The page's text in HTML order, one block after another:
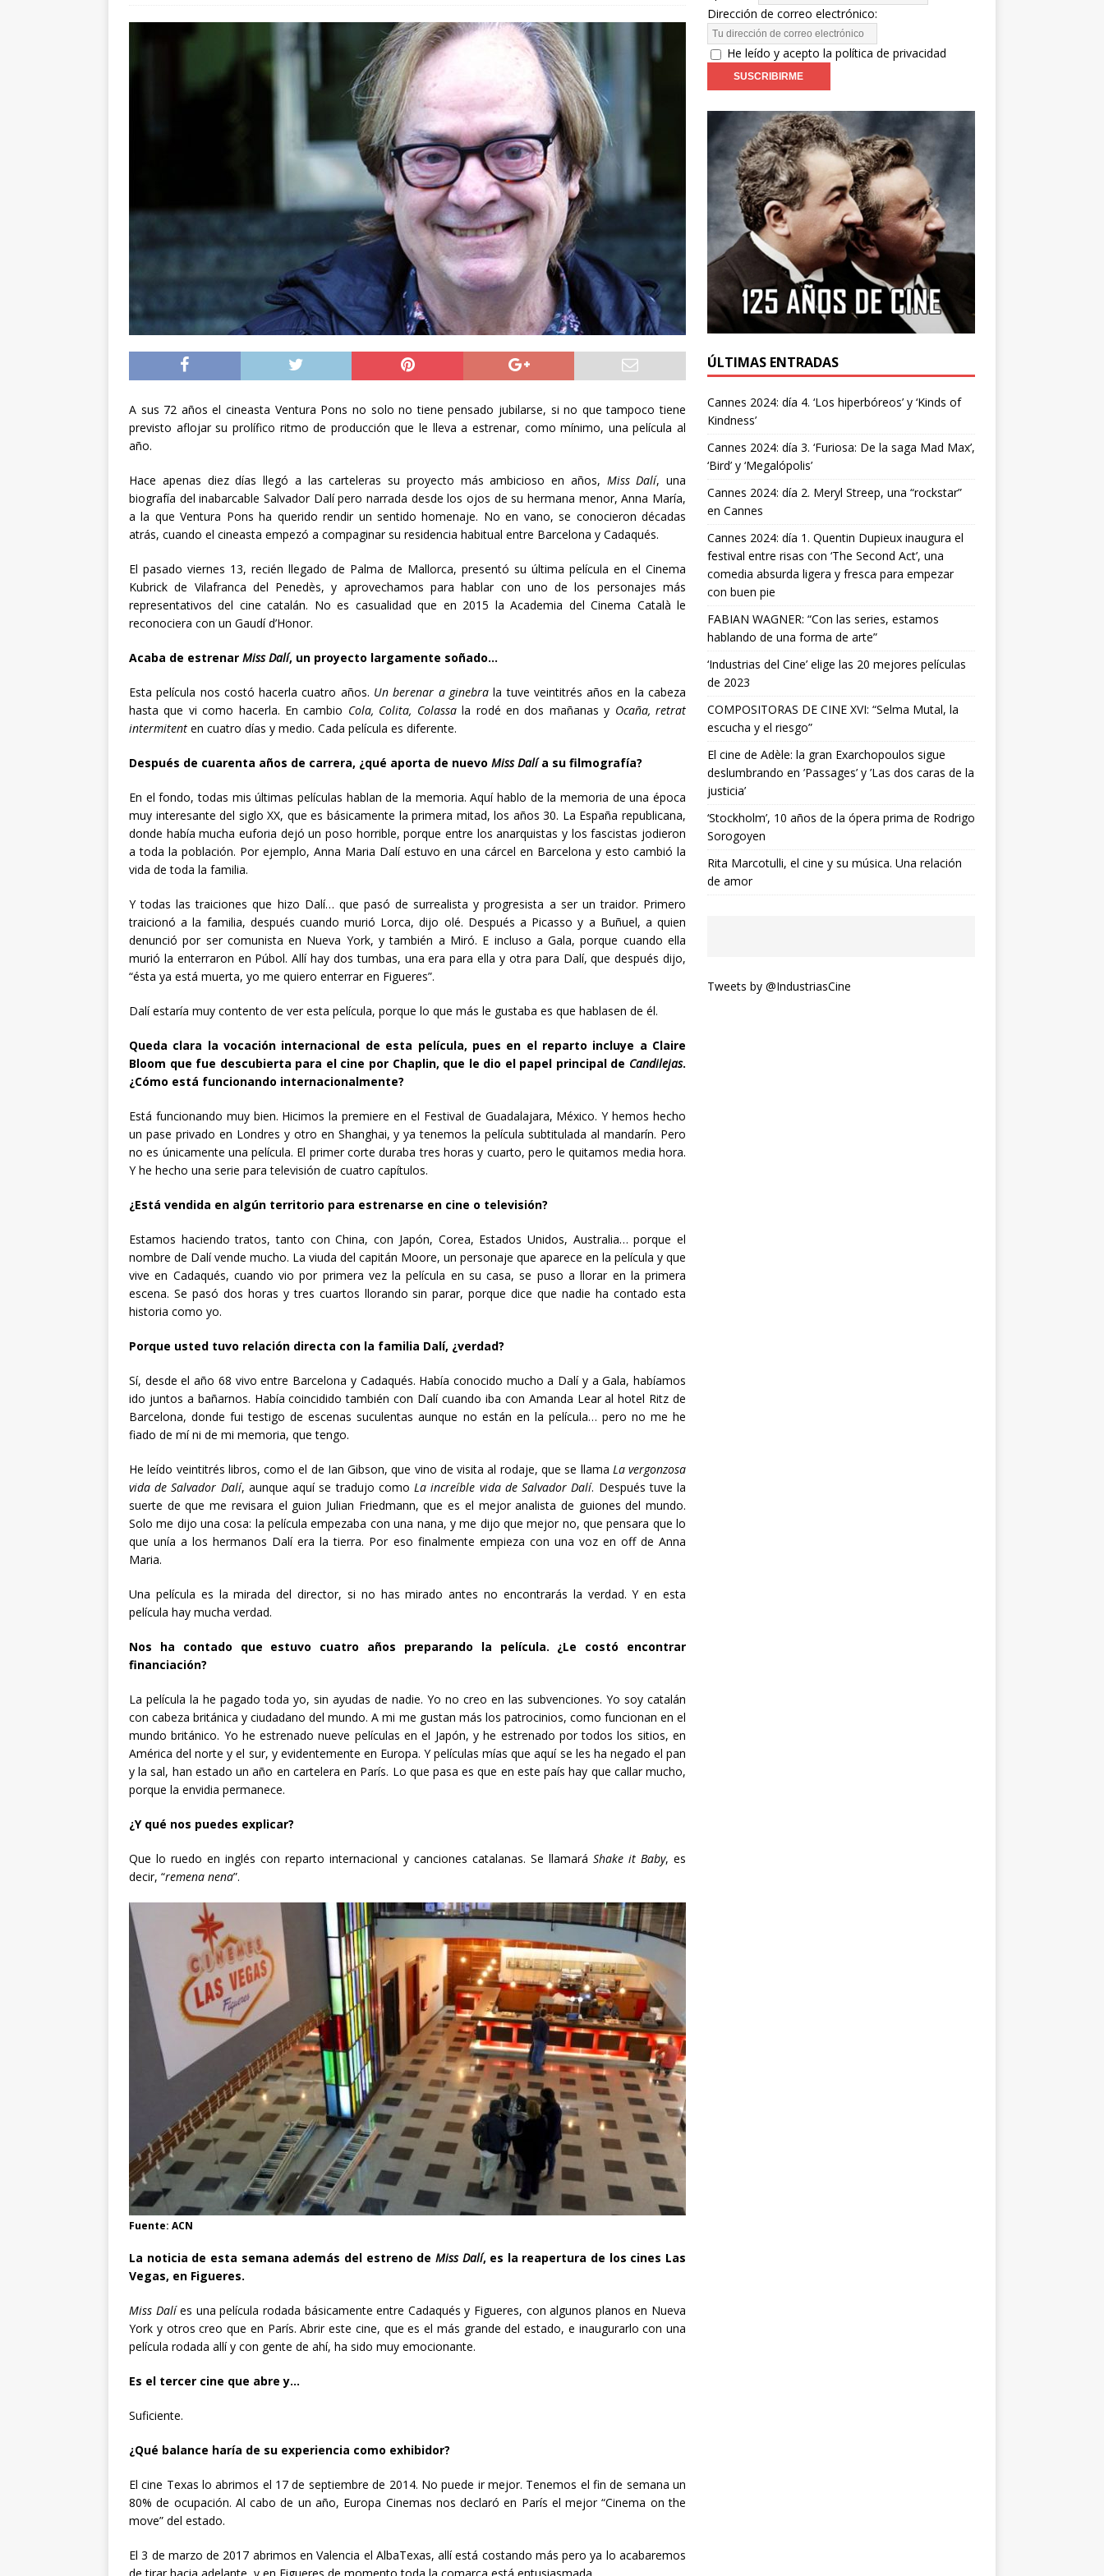
Cannes 2024: día 4. ‘Los hiperbóreos’ y ‘Kinds of Kindness’
A sus 72 años el cineasta Ventura Pons no solo no tiene pensado jubilarse, si no que tampoco tiene
previsto aflojar su prolífico ritmo de producción que le lleva a estrenar, como mínimo, una película al
año.
Hace apenas diez días llegó a las carteleras su proyecto más ambicioso en años, Miss Dalí, una
biografía del inabarcable Salvador Dalí pero narrada desde los ojos de su hermana menor, Anna María,
a la que Ventura Pons ha querido rendir un sentido homenaje. No en vano, se conocieron décadas
atrás, cuando el cineasta empezó a compaginar su residencia habitual entre Barcelona y Cadaqués.
El pasado viernes 13, recién llegado de Palma de Mallorca, presentó su última película en el Cinema
Kubrick de Vilafranca del Penedès, y aprovechamos para hablar con uno de los personajes más
representativos del cine catalán. No es casualidad que en 2015 la Academia del Cinema Català le
reconociera con un Gaudí d’Honor.
Acaba de estrenar Miss Dalí, un proyecto largamente soñado…
Esta película nos costó hacerla cuatro años. Un berenar a ginebrala tuve veintitrés años en la cabeza
hasta que vi como hacerla. En cambio Cola, Colita, Colassala rodé en dos mañanas y Ocaña, retrat
intermitent en cuatro días y medio. Cada película es diferente.
Después de cuarenta años de carrera, ¿qué aporta de nuevo Miss Dalía su filmografía?
En el fondo, todas mis últimas películas hablan de la memoria. Aquí hablo de la memoria de una época
muy interesante del siglo XX, que es básicamente la primera mitad, los años 30. La España republicana,
donde había mucha euforia dejó un poso horrible, porque entre los anarquistas y los fascistas jodieron
a toda la población. Por ejemplo, Anna Maria Dalí estuvo en una cárcel en Barcelona y esto cambió la
vida de toda la familia.
Y todas las traiciones que hizo Dalí… que pasó de surrealista y progresista a ser un traidor. Primero
traicionó a la familia, después cuando murió Lorca, dijo olé. Después a Picasso y a Buñuel, a quien
denunció por ser comunista en Nueva York, y también a Miró. E incluso a Gala, porque cuando ella
murió la enterraron en Púbol. Allí hay dos tumbas, una era para ella y otra para Dalí, que después dijo,
“ésta ya está muerta, yo me quiero enterrar en Figueres”.
Dalí estaría muy contento de ver esta película, porque lo que más le gustaba es que hablasen de él.
Queda clara la vocación internacional de esta película, pues en el reparto incluye a Claire
Bloom que fue descubierta para el cine por Chaplin, que le dio el papel principal de Candilejas.
¿Cómo está funcionando internacionalmente?
Está funcionando muy bien. Hicimos la premiere en el Festival de Guadalajara, México. Y hemos hecho
un pase privado en Londres y otro en Shanghai, y ya tenemos la película subtitulada al mandarín. Pero
no es únicamente una película. El primer corte duraba tres horas y cuarto, pero le quitamos media hora.
Y he hecho una serie para televisión de cuatro capítulos.
¿Está vendida en algún territorio para estrenarse en cine o televisión?
Estamos haciendo tratos, tanto con China, con Japón, Corea, Estados Unidos, Australia… porque el
nombre de Dalí vende mucho. La viuda del capitán Moore, un personaje que aparece en la película y que
vive en Cadaqués, cuando vio por primera vez la película en su casa, se puso a llorar en la primera
escena. Se pasó dos horas y tres cuartos llorando sin parar, porque dice que nadie ha contado esta
historia como yo.
Porque usted tuvo relación directa con la familia Dalí, ¿verdad?
Sí, desde el año 68 vivo entre Barcelona y Cadaqués. Había conocido mucho a Dalí y a Gala, habíamos
ido juntos a bañarnos. Había coincidido también con Dalí cuando iba con Amanda Lear al hotel Ritz de
Barcelona, donde fui testigo de escenas suculentas aunque no están en la película… pero no me he
fiado de mí ni de mi memoria, que tengo.
He leído veintitrés libros, como el de Ian Gibson, que vino de visita al rodaje, que se llama La vergonzosa
vida de Salvador Dalí, aunque aquí se tradujo comoLa increíble vida de Salvador Dalí. Después tuve la
suerte de que me revisara el guion Julian Friedmann, que es el mejor analista de guiones del mundo.
Solo me dijo una cosa: la película empezaba con una nana, y me dijo que mejor no, que pensara que lo
que unía a los hermanos Dalí era la tierra. Por eso finalmente empieza con una voz en off de Anna
Maria.
Una película es la mirada del director, si no has mirado antes no encontrarás la verdad. Y en esta
película hay mucha verdad.
Nos ha contado que estuvo cuatro años preparando la película. ¿Le costó encontrar
financiación?
La película la he pagado toda yo, sin ayudas de nadie. Yo no creo en las subvenciones. Yo soy catalán
con cabeza británica y ciudadano del mundo. A mi me gustan más los patrocinios, como funcionan en el
mundo británico. Yo he estrenado nueve películas en el Japón, y he estrenado por todos los sitios, en
América del norte y el sur, y evidentemente en Europa. Y películas mías que aquí se les ha negado el pan
y la sal, han estado un año en cartelera en París. Lo que pasa es que en este país hay que callar mucho,
porque la envidia permanece.
¿Y qué nos puedes explicar?
Que lo ruedo en inglés con reparto internacional y canciones catalanas. Se llamará Shake it Baby, es
decir, “remena nena”.
Fuente: ACN
La noticia de esta semana además del estreno de Miss Dalí, es la reapertura de los cines Las
Vegas, en Figueres.
Miss Dalíes una película rodada básicamente entre Cadaqués y Figueres, con algunos planos en Nueva
York y otros creo que en París. Abrir este cine, que es el más grande del estado, e inaugurarlo con una
película rodada allí y con gente de ahí, ha sido muy emocionante.
Es el tercer cine que abre y…
Suficiente.
¿Qué balance haría de su experiencia como exhibidor?
El cine Texas lo abrimos el 17 de septiembre de 2014. No puede ir mejor. Tenemos el fin de semana un
80% de ocupación. Al cabo de un año, Europa Cinemas nos declaró en París el mejor “Cinema on the
move” del estado.
El 3 de marzo de 2017 abrimos en Valencia el AlbaTexas, allí está costando más pero ya lo acabaremos
Dirección de correo electrónico:
He leído y acepto la política de privacidad
ÚLTIMAS ENTRADAS
Cannes 2024: día 4. ‘Los hiperbóreos’ y ‘Kinds of
Kindness’
Cannes 2024: día 3. ‘Furiosa: De la saga Mad Max’,
‘Bird’ y ‘Megalópolis’
Cannes 2024: día 2. Meryl Streep, una “rockstar”
en Cannes
Cannes 2024: día 1. Quentin Dupieux inaugura el
festival entre risas con ‘The Second Act’, una
comedia absurda ligera y fresca para empezar
con buen pie
FABIAN WAGNER: “Con las series, estamos
hablando de una forma de arte”
‘Industrias del Cine’ elige las 20 mejores películas
de 2023
COMPOSITORAS DE CINE XVI: “Selma Mutal, la
escucha y el riesgo”
El cine de Adèle: la gran Exarchopoulos sigue
deslumbrando en ’Passages’ y ’Las dos caras de la
justicia’
‘Stockholm’, 10 años de la ópera prima de Rodrigo
Sorogoyen
Rita Marcotulli, el cine y su música. Una relación
de amor
Tweets by @IndustriasCine